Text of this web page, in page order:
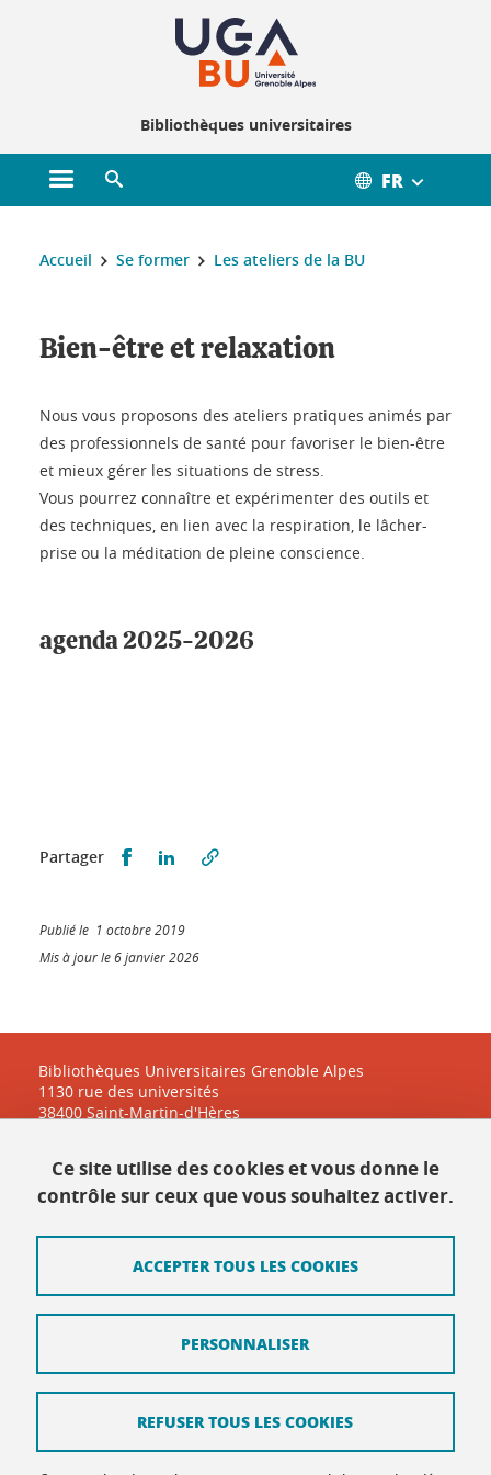
Bibliothèques universitaires
Ouvrir le menu principal FR
Vous êtes ici :
Accueil Se former Les ateliers de la BU
Bien-être et relaxation
Nous vous proposons des ateliers pratiques animés par
des professionnels de santé pour favoriser le bien-être
et mieux gérer les situations de stress.
Vous pourrez connaître et expérimenter des outils et
des techniques, en lien avec la respiration, le lâcher-
prise ou la méditation de pleine conscience.
agenda 2025-2026
Partager Partager sur Facebook
Partager sur LinkedIn
Publié le 1 octobre 2019
Mis à jour le 6 janvier 2026
Bibliothèques Universitaires Grenoble Alpes
1130 rue des universités
38400 Saint-Martin-d'Hères
Contact
Plan du site
Mentions légales
Données personnelles
Intranet DGD BAPSO - réseau doc
Ce site utilise des cookies et vous donne le
contrôle sur ceux que vous souhaitez activer.
ACCEPTER TOUS LES COOKIES
REFUSER TOUS LES COOKIES
PERSONNALISER